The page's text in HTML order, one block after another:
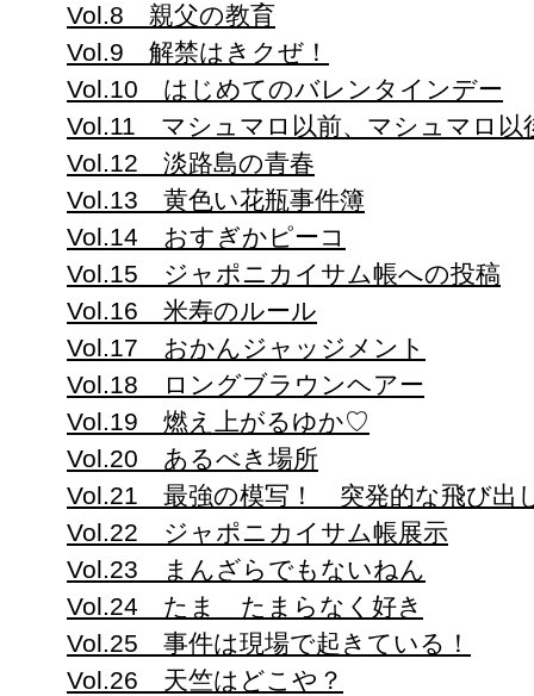
Vol.8 親父の教育
Vol.9 解禁はきクぜ！
Vol.10 はじめてのバレンタインデー
Vol.11 マシュマロ以前、マシュマロ以
Vol.12 淡路島の青春
Vol.13 黄色い花瓶事件簿
Vol.14 おすぎかピーコ
Vol.15 ジャポニカイサム帳への投稿
Vol.16 米寿のルール
Vol.17 おかんジャッジメント
Vol.18 ロングブラウンヘアー
Vol.19 燃え上がるゆか♡
Vol.20 あるべき場所
Vol.21 最強の模写！ 突発的な飛び出
Vol.22 ジャポニカイサム帳展示
Vol.23 まんざらでもないねん
Vol.24 たま たまらなく好き
Vol.25 事件は現場で起きている！
Vol.26 天竺はどこや？